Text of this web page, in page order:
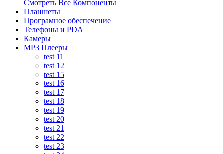
Смотреть Все Компоненты
Планшеты
Програмное обеспечение
Телефоны и PDA
Камеры
MP3 Плееры
test 11
test 12
test 15
test 16
test 17
test 18
test 19
test 20
test 21
test 22
test 23